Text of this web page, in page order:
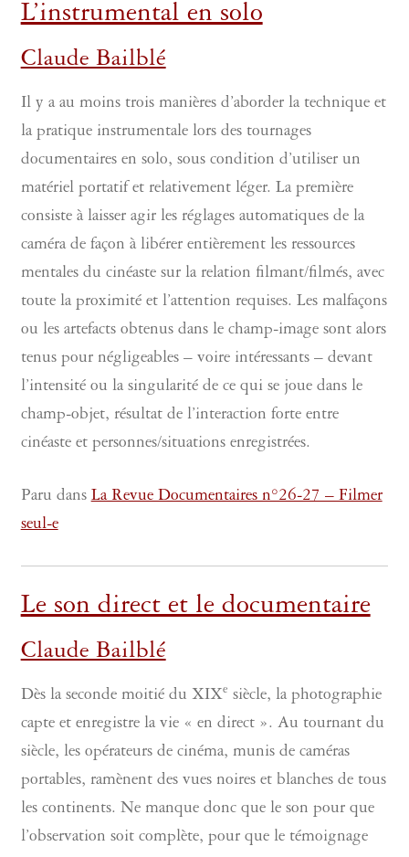
L’instrumental en solo
Claude Bailblé
Il y a au moins trois manières d’aborder la technique et
la pratique instrumentale lors des tournages
documentaires en solo, sous condition d’utiliser un
matériel portatif et relativement léger. La première
consiste à laisser agir les réglages automatiques de la
caméra de façon à libérer entièrement les ressources
mentales du cinéaste sur la relation filmant/filmés, avec
toute la proximité et l’attention requises. Les malfaçons
ou les artefacts obtenus dans le champ-image sont alors
tenus pour négligeables – voire intéressants – devant
l’intensité ou la singularité de ce qui se joue dans le
champ-objet, résultat de l’interaction forte entre
cinéaste et personnes/situations enregistrées.
Paru dansLa Revue Documentaires n°26-27 – Filmer
seul-e
Le son direct et le documentaire
Claude Bailblé
Dès la seconde moitié du XIXe siècle, la photographie
capte et enregistre la vie « en direct ». Au tournant du
siècle, les opérateurs de cinéma, munis de caméras
portables, ramènent des vues noires et blanches de tous
les continents. Ne manque donc que le son pour que
l’observation soit complète, pour que le témoignage